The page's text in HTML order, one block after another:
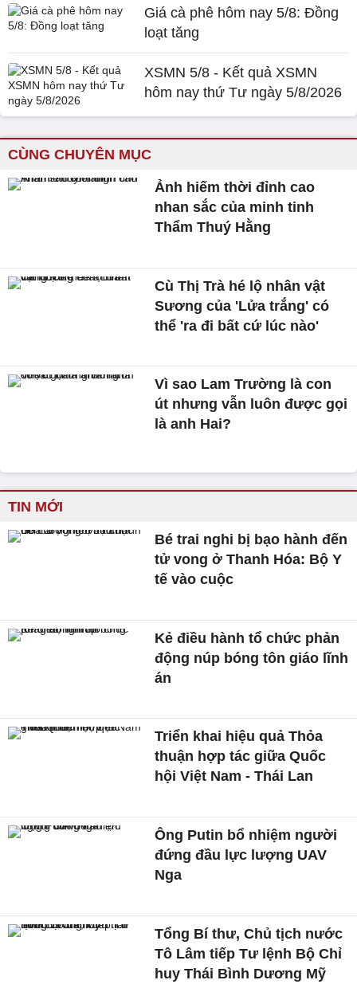
Giá cà phê hôm nay 5/8: Đồng
loạt tăng
XSMN 5/8 - Kết quả XSMN
hôm nay thứ Tư ngày 5/8/2026
CÙNG CHUYÊN MỤC
Ảnh hiếm thời đỉnh cao
nhan sắc của minh tinh
Thẩm Thuý Hằng
Cù Thị Trà hé lộ nhân vật
Sương của 'Lửa trắng' có
thể 'ra đi bất cứ lúc nào'
Vì sao Lam Trường là con
út nhưng vẫn luôn được gọi
là anh Hai?
TIN MỚI
Bé trai nghi bị bạo hành đến
tử vong ở Thanh Hóa: Bộ Y
tế vào cuộc
Kẻ điều hành tổ chức phản
động núp bóng tôn giáo lĩnh
án
Triển khai hiệu quả Thỏa
thuận hợp tác giữa Quốc
hội Việt Nam - Thái Lan
Ông Putin bổ nhiệm người
đứng đầu lực lượng UAV
Nga
Tổng Bí thư, Chủ tịch nước
Tô Lâm tiếp Tư lệnh Bộ Chỉ
huy Thái Bình Dương Mỹ